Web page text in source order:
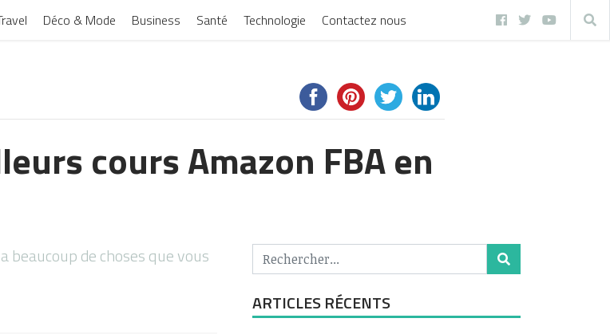
Déco & Mode Business Santé Technologie Contactez nous
cours Amazon FBA en
beaucoup de choses que vous
ARTICLES RÉCENTS